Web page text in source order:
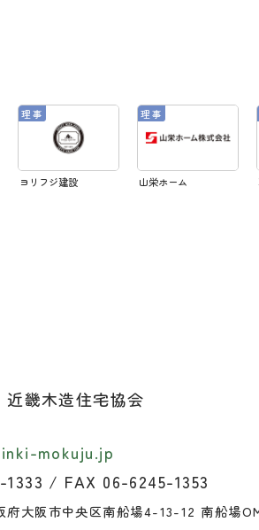
ヨリフジ建設 山栄ホーム
近畿木造住宅協会
mokuju.jp
/ FAX 06-6245-1353
府大阪市中央区南船場4-13-12 南船場